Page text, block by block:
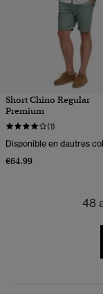
Short Chino Regular
Premium
(1)
Disponible en dautres
€64.99
48